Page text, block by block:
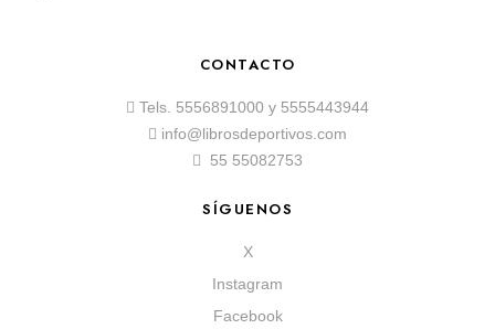
CONTACTO
Tels. 5556891000 y 5555443944
info@librosdeportivos.com
55 55082753
SÍGUENOS
X
Instagram
Facebook